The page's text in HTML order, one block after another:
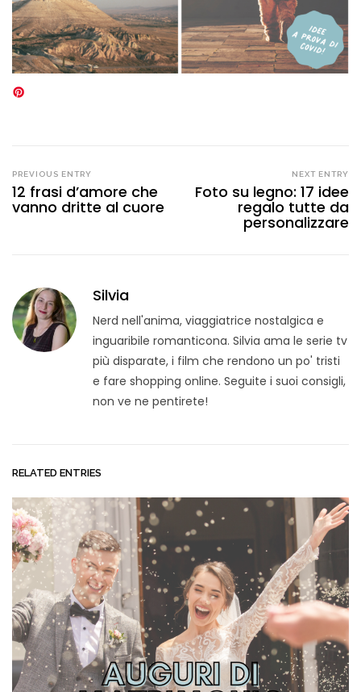
PREVIOUS ENTRY
12 frasi d’amore che
vanno dritte al cuore
NEXT ENTRY
Foto su legno: 17 idee
regalo tutte da
personalizzare
Silvia
Nerd nell'anima, viaggiatrice nostalgica e
inguaribile romanticona. Silvia ama le serie tv
più disparate, i film che rendono un po' tristi
e fare shopping online. Seguite i suoi consigli,
non ve ne pentirete!
RELATED ENTRIES